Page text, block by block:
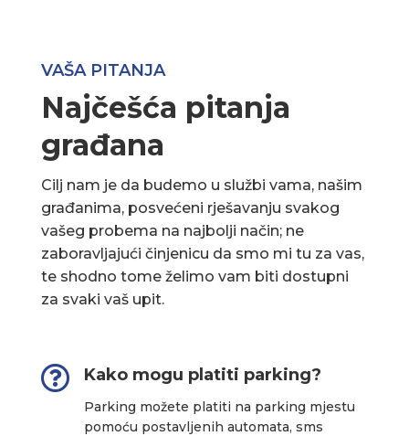
VAŠA PITANJA
Najčešća pitanja
građana
Cilj nam je da budemo u službi vama, našim
građanima, posvećeni rješavanju svakog
vašeg probema na najbolji način; ne
zaboravljajući činjenicu da smo mi tu za vas,
te shodno tome želimo vam biti dostupni
za svaki vaš upit.
 Kako mogu platiti parking?
Parking možete platiti na parking mjestu
pomoću postavljenih automata, sms